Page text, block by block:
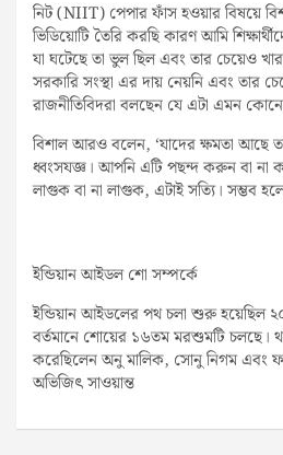
নিট (NIIT) পেপার ফাঁস হওয়ার বিষয়ে
ভিডিয়োটি তৈরি করছি কারণ আমি
যা ঘটেছে তা ভুল ছিল এবং তার চেয়েও
সরকারি সংস্থা এর দায় নেয়নি এবং তার
রাজনীতিবিদরা বলছেন যে এটা এমন
বিশাল আরও বলেন, ‘যাদের ক্ষমতা আছে
ধ্বংসযজ্ঞ। আপনি এটি পছন্দ করুন বা
লাগুক বা না লাগুক, এটাই সত্যি। সম্ভব
ইন্ডিয়ান আইডল শো সম্পর্কে
ইন্ডিয়ান আইডলের পথ চলা শুরু হয়েছিল
বর্তমানে শোয়ের ১৬তম মরশুমটি চলছে।
করেছিলেন অনু মালিক, সোনু নিগম এবং
অভিজিৎ সাওয়ান্ত